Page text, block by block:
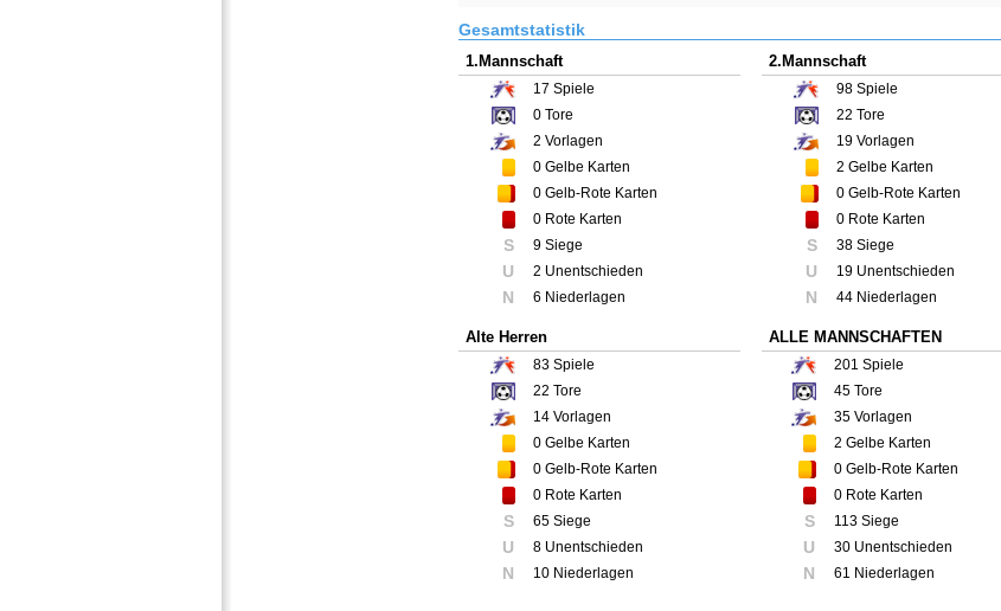
Gesamtstatistik
1.Mannschaft
17 Spiele
0 Tore
2 Vorlagen
0 Gelbe Karten
0 Gelb-Rote Karten
0 Rote Karten
S 9 Siege
U 2 Unentschieden
N 6 Niederlagen
2.Mannschaft
98 Spiele
22 Tore
19 Vorlagen
2 Gelbe Karten
0 Gelb-Rote Karten
0 Rote Karten
S 38 Siege
U 19 Unentschieden
N 44 Niederlagen
Alte Herren
83 Spiele
22 Tore
14 Vorlagen
0 Gelbe Karten
0 Gelb-Rote Karten
0 Rote Karten
S 65 Siege
U 8 Unentschieden
N 10 Niederlagen
ALLE MANNSCHAFTEN
201 Spiele
45 Tore
35 Vorlagen
2 Gelbe Karten
0 Gelb-Rote Karten
0 Rote Karten
S 113 Siege
U 30 Unentschieden
N 61 Niederlagen